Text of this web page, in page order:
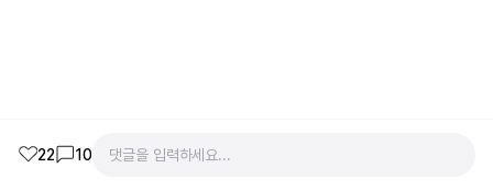
22 10 댓글을 입력하세요...